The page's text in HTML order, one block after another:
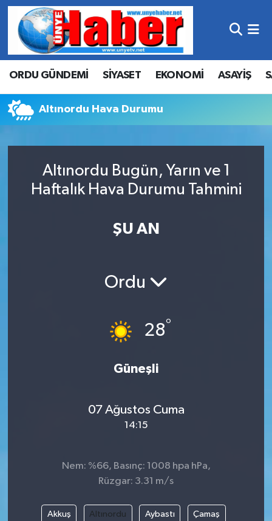
ORDU GÜNDEMİ SİYASET EKONOMİ ASAYİŞ
Altınordu Hava Durumu
Altınordu Bugün, Yarın ve 1
Haftalık Hava Durumu Tahmini
ŞU AN
Ordu
28°
Güneşli
07 Ağustos Cuma
14:15
Nem: %66, Basınç: 1008 hpa hPa,
Rüzgar: 3.31 m/s
Akkuş Altınordu Aybastı Çamaş
Hava Durumu
Trafik Durumu
Süper Lig Puan Durumu ve Fikstür
Son Dakika Haberleri